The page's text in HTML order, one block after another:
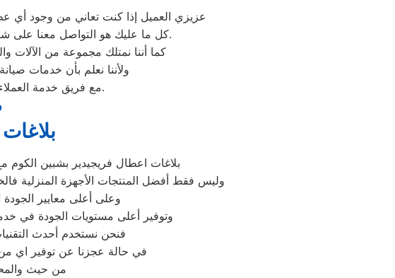
عزيزي العميل إذا كنت تعاني من وجود أي
كل ما عليك هو التواصل معنا على شركة صيانة غسالات اطباق فريجيدير وكيل معتمد لأجهزة فريجيدير في مصر.
كما أننا نمتلك مجموعة من
ولأننا نعلم بأن خدمات
مع فريق خدمة العملاء لدينا على فروعنا فريجيدير المتوافر على موقعنا الالكتروني.
بلاغات اعطال فريجيدير بشبين الكوم
وليس فقط أفضل المنتجات الأجهزة المنزلية
وعلى أعلى معايير
وتوفير أعلى مستويات الجودة في
فنحن نستخدم أحدث
في حالة عجزنا عن توفير اي من
من حيث